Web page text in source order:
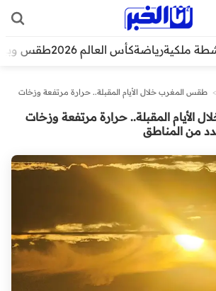
ملكيةرياضةكأس العالم 2026 طقس
> طقس المغرب خلال الأيام المقبلة.. حرارة مرتفعة وزخات
الأيام المقبلة.. حرارة مرتفعة وزخات
من المناطق